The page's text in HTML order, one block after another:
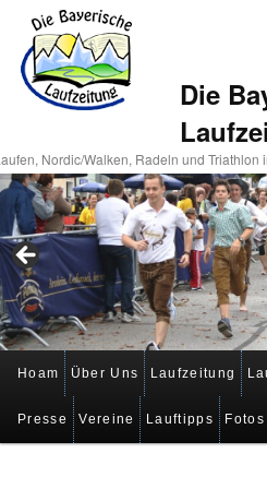
Die
Nordic/Walken, Radeln und Triathlon
Hauptmenü
Zum
primären
Zum
sekundären
Hoam Über Uns Laufzeitung
Presse Vereine Lauftipps Fotos